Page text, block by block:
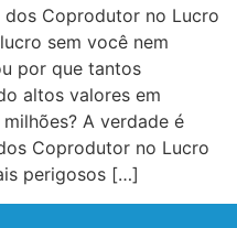
Coprodutor no Lucro
sem você nem
por que tantos
altos valores em
A verdade é
Coprodutor no Lucro
perigosos […]